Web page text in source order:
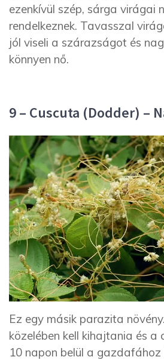
ezenkívül szép, sárga virágai
rendelkeznek. Tavasszal
jól viseli a szárazságot és
könnyen nő.
9 – Cuscuta (Dodder) –
Ez egy másik parazita
közelében kell kihajtania és a
10 napon belül a gazdafához